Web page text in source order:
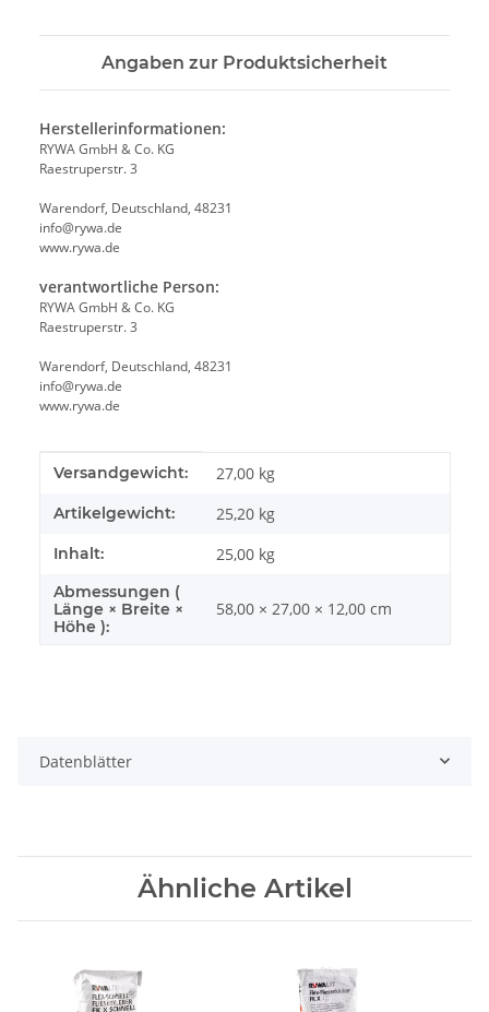
Angaben zur Produktsicherheit
Herstellerinformationen:
RYWA GmbH & Co. KG
Raestruperstr. 3
Warendorf, Deutschland, 48231
info@rywa.de
www.rywa.de
verantwortliche Person:
RYWA GmbH & Co. KG
Raestruperstr. 3
Warendorf, Deutschland, 48231
info@rywa.de
www.rywa.de
Produkteigenschaft
Wert
Versandgewicht: 27,00 kg
Artikelgewicht: 25,20 kg
Inhalt: 25,00 kg
Abmessungen (
Länge × Breite ×
Höhe ):
58,00 × 27,00 × 12,00 cm
Datenblätter
Ähnliche Artikel